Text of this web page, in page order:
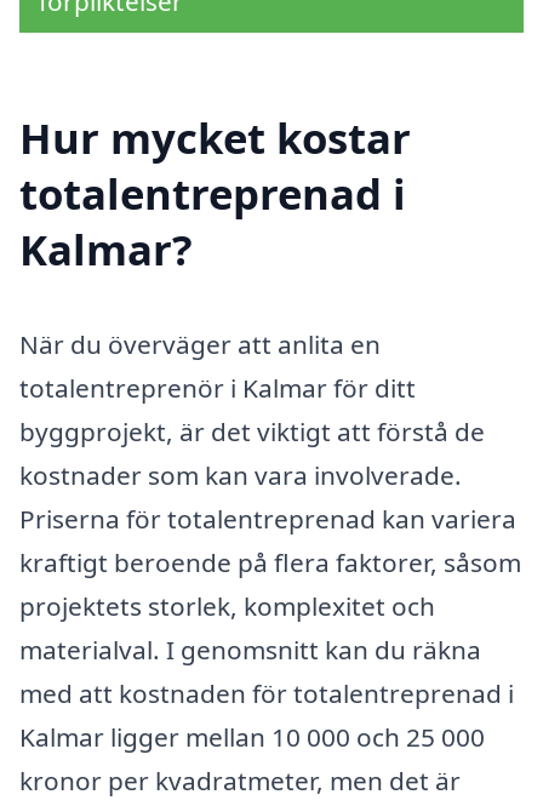
Hur mycket kostar
totalentreprenad i
Kalmar?
När du överväger att anlita en
totalentreprenör i Kalmar för ditt
byggprojekt, är det viktigt att förstå de
kostnader som kan vara involverade.
Priserna för totalentreprenad kan variera
kraftigt beroende på flera faktorer, såsom
projektets storlek, komplexitet och
materialval. I genomsnitt kan du räkna
med att kostnaden för totalentreprenad i
Kalmar ligger mellan 10 000 och 25 000
kronor per kvadratmeter, men det är